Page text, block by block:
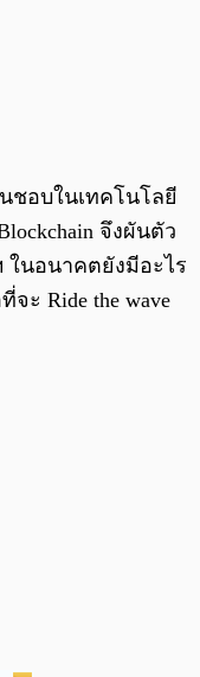
ชอบในเทคโนโลยี
จึงผันตัว
ในอนาคตยังมีอะไร
ะ Ride the wave